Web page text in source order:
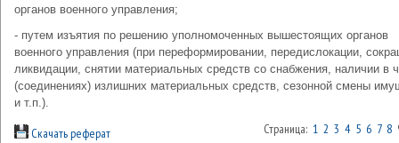
органов военного управления;
- путем изъятия по решению уполномоченных вышестоящих органов
военного управления (при переформировании, передислокации,
ликвидации, снятии материальных средств со снабжения, наличии в
(соединениях) излишних материальных средств, сезонной смены
и т.п.).
Скачать реферат Страница: 1 2 3 4 5 6 7 8